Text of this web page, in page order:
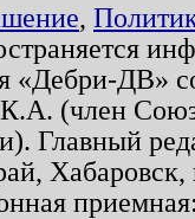
,
«Дебри-ДВ»
(член
Главный